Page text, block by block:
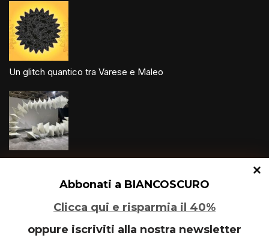
Abbonati a BIANCOSCURO
Clicca qui e risparmia il 40%
oppure iscriviti alla nostra newsletter
Un glitch quantico tra Varese e Maleo
Speciale Art Basel 2026